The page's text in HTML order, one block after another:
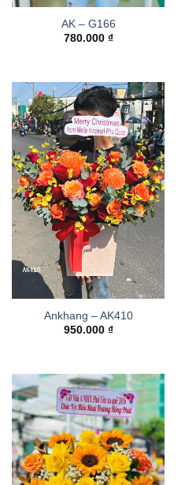
AK – G166
780.000 ₫
Ankhang – AK410
950.000 ₫